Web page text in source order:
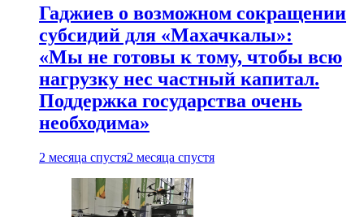
Гаджиев о возможном сокращении
субсидий для «Махачкалы»:
«Мы не готовы к тому, чтобы всю
нагрузку нес частный капитал.
Поддержка государства очень
необходима»
2 месяца спустя2 месяца спустя